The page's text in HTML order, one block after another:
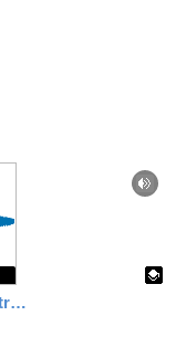
With or without you (base instrumental)